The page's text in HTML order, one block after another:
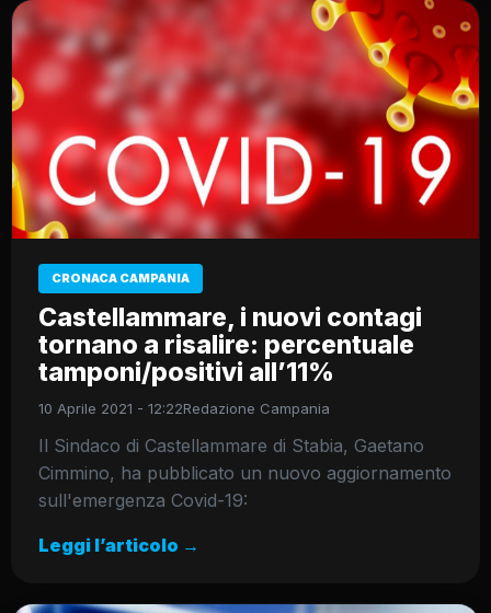
CRONACA CAMPANIA
Castellammare, i nuovi contagi
tornano a risalire: percentuale
tamponi/positivi all’11%
10 Aprile 2021 - 12:22Redazione Campania
Il Sindaco di Castellammare di Stabia, Gaetano
Cimmino, ha pubblicato un nuovo aggiornamento
sull'emergenza Covid-19:
Leggi l’articolo →